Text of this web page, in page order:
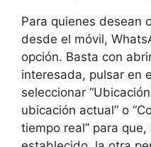
Para quienes desean
desde el móvil,
opción. Basta con
interesada, pulsar en
seleccionar
ubicación actual” o
tiempo real” para